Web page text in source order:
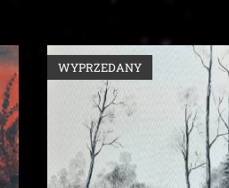
WYPRZEDANY